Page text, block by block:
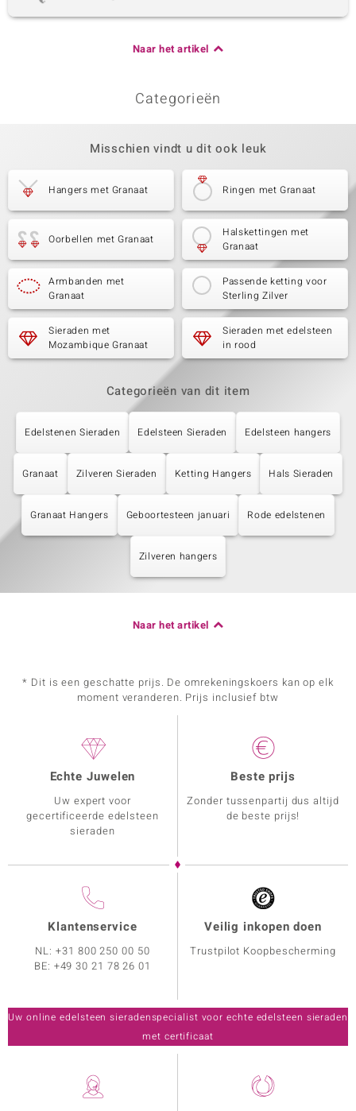
Naar het artikel
Categorieën
Misschien vindt u dit ook leuk
Hangers met Granaat Ringen met Granaat
Oorbellen met Granaat
Halskettingen met
Granaat
Armbanden met
Granaat
Passende ketting voor
Sterling Zilver
Sieraden met
Mozambique Granaat
Sieraden met edelsteen
in rood
Categorieën van dit item
Edelstenen Sieraden Edelsteen Sieraden Edelsteen hangers
Granaat Zilveren Sieraden Ketting Hangers Hals Sieraden
Granaat Hangers Geboortesteen januari Rode edelstenen
Zilveren hangers
Naar het artikel
* Dit is een geschatte prijs. De omrekeningskoers kan op elk
moment veranderen. Prijs inclusief btw
Echte Juwelen
Uw expert voor
gecertificeerde edelsteen
sieraden
Beste prijs
Zonder tussenpartij dus altijd
de beste prijs!
Klantenservice
NL:+31 800 250 00 50
BE: +49 30 21 78 26 01
Veilig inkopen doen
Trustpilot Koopbescherming
Uw online edelsteen sieradenspecialist voor echte edelsteen sieraden
met certificaat